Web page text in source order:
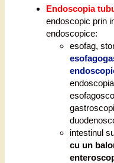
Endoscopia
endoscopic prin
endoscopice:
esofag,
intestinul
cu un